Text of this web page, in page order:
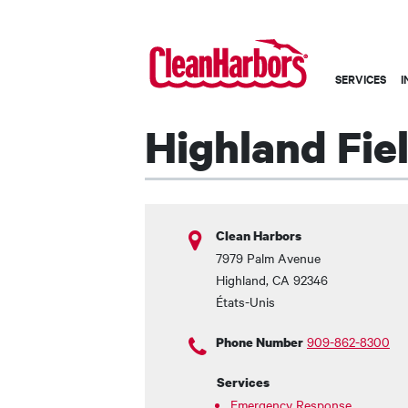
Main
French
SERVICES
Highland
Clean Harbors
7979 Palm Avenue
Highland, CA 92346
États-Unis
Phone Number 909-862-8300
Services
Emergency Response